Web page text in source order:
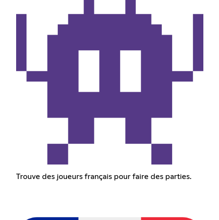
Trouve des joueurs français pour faire des parties.